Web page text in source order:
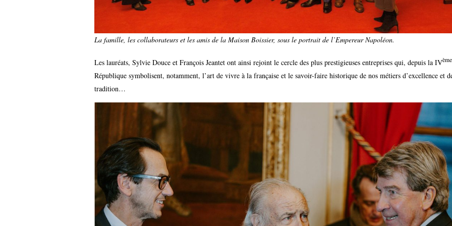
La famille, les collaborateurs et les amis de la Maison Boissier, sous le portrait de l’Empereur Napoléon.
Les lauréats, Sylvie Douce et François Jeantet ont ainsi rejoint le cercle des plus prestigieuses entreprises qui, depuis la IVème
République symbolisent, notamment, l’art de vivre à la française et le savoir-faire historique de nos métiers d’excellence et
tradition…